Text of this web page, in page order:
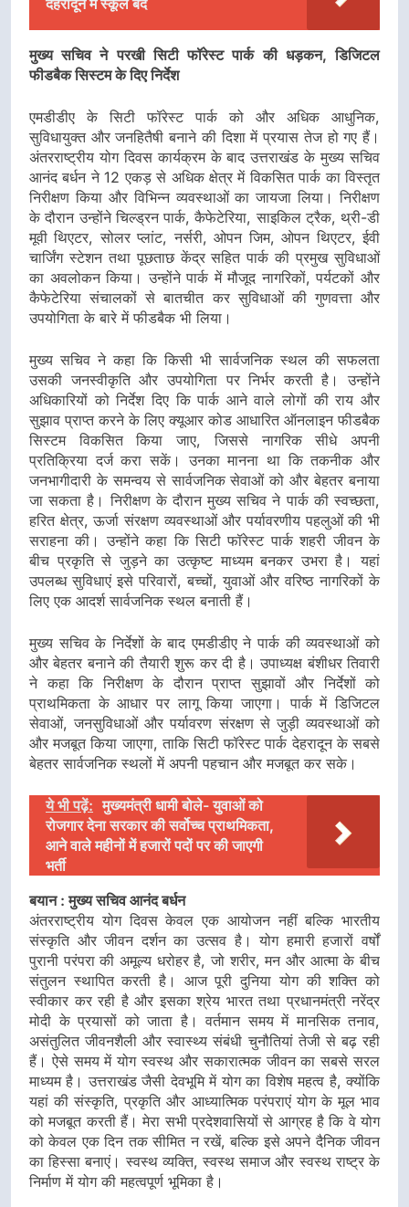
मुख्य सचिव ने परखी सिटी फॉरेस्ट पार्क की धड़कन, डिजिटल
फीडबैक सिस्टम के दिए निर्देश
एमडीडीए के सिटी फॉरेस्ट पार्क को और अधिक आधुनिक,
सुविधायुक्त और जनहितैषी बनाने की दिशा में प्रयास तेज हो गए हैं।
अंतरराष्ट्रीय योग दिवस कार्यक्रम के बाद उत्तराखंड के मुख्य सचिव
आनंद बर्धन ने 12 एकड़ से अधिक क्षेत्र में विकसित पार्क का विस्तृत
निरीक्षण किया और विभिन्न व्यवस्थाओं का जायजा लिया। निरीक्षण
के दौरान उन्होंने चिल्ड्रन पार्क, कैफेटेरिया, साइकिल ट्रैक, थ्री-डी
मूवी थिएटर, सोलर प्लांट, नर्सरी, ओपन जिम, ओपन थिएटर, ईवी
चार्जिंग स्टेशन तथा पूछताछ केंद्र सहित पार्क की प्रमुख सुविधाओं
का अवलोकन किया। उन्होंने पार्क में मौजूद नागरिकों, पर्यटकों और
कैफेटेरिया संचालकों से बातचीत कर सुविधाओं की गुणवत्ता और
उपयोगिता के बारे में फीडबैक भी लिया।
मुख्य सचिव ने कहा कि किसी भी सार्वजनिक स्थल की सफलता
उसकी जनस्वीकृति और उपयोगिता पर निर्भर करती है। उन्होंने
अधिकारियों को निर्देश दिए कि पार्क आने वाले लोगों की राय और
सुझाव प्राप्त करने के लिए क्यूआर कोड आधारित ऑनलाइन फीडबैक
सिस्टम विकसित किया जाए, जिससे नागरिक सीधे अपनी
प्रतिक्रिया दर्ज करा सकें। उनका मानना था कि तकनीक और
जनभागीदारी के समन्वय से सार्वजनिक सेवाओं को और बेहतर बनाया
जा सकता है। निरीक्षण के दौरान मुख्य सचिव ने पार्क की स्वच्छता,
हरित क्षेत्र, ऊर्जा संरक्षण व्यवस्थाओं और पर्यावरणीय पहलुओं की भी
सराहना की। उन्होंने कहा कि सिटी फॉरेस्ट पार्क शहरी जीवन के
बीच प्रकृति से जुड़ने का उत्कृष्ट माध्यम बनकर उभरा है। यहां
उपलब्ध सुविधाएं इसे परिवारों, बच्चों, युवाओं और वरिष्ठ नागरिकों के
लिए एक आदर्श सार्वजनिक स्थल बनाती हैं।
मुख्य सचिव के निर्देशों के बाद एमडीडीए ने पार्क की व्यवस्थाओं को
और बेहतर बनाने की तैयारी शुरू कर दी है। उपाध्यक्ष बंशीधर तिवारी
ने कहा कि निरीक्षण के दौरान प्राप्त सुझावों और निर्देशों को
प्राथमिकता के आधार पर लागू किया जाएगा। पार्क में डिजिटल
सेवाओं, जनसुविधाओं और पर्यावरण संरक्षण से जुड़ी व्यवस्थाओं को
और मजबूत किया जाएगा, ताकि सिटी फॉरेस्ट पार्क देहरादून के सबसे
बेहतर सार्वजनिक स्थलों में अपनी पहचान और मजबूत कर सके।
ये भी पढ़ें: मुख्यमंत्री धामी बोले- युवाओं को
रोजगार देना सरकार की सर्वोच्च प्राथमिकता,
आने वाले महीनों में हजारों पदों पर की जाएगी
भर्ती
बयान : मुख्य सचिव आनंद बर्धन
अंतरराष्ट्रीय योग दिवस केवल एक आयोजन नहीं बल्कि भारतीय
संस्कृति और जीवन दर्शन का उत्सव है। योग हमारी हजारों वर्षों
पुरानी परंपरा की अमूल्य धरोहर है, जो शरीर, मन और आत्मा के बीच
संतुलन स्थापित करती है। आज पूरी दुनिया योग की शक्ति को
स्वीकार कर रही है और इसका श्रेय भारत तथा प्रधानमंत्री नरेंद्र
मोदी के प्रयासों को जाता है। वर्तमान समय में मानसिक तनाव,
असंतुलित जीवनशैली और स्वास्थ्य संबंधी चुनौतियां तेजी से बढ़ रही
हैं। ऐसे समय में योग स्वस्थ और सकारात्मक जीवन का सबसे सरल
माध्यम है। उत्तराखंड जैसी देवभूमि में योग का विशेष महत्व है, क्योंकि
यहां की संस्कृति, प्रकृति और आध्यात्मिक परंपराएं योग के मूल भाव
को मजबूत करती हैं। मेरा सभी प्रदेशवासियों से आग्रह है कि वे योग
को केवल एक दिन तक सीमित न रखें, बल्कि इसे अपने दैनिक जीवन
का हिस्सा बनाएं। स्वस्थ व्यक्ति, स्वस्थ समाज और स्वस्थ राष्ट्र के
निर्माण में योग की महत्वपूर्ण भूमिका है।